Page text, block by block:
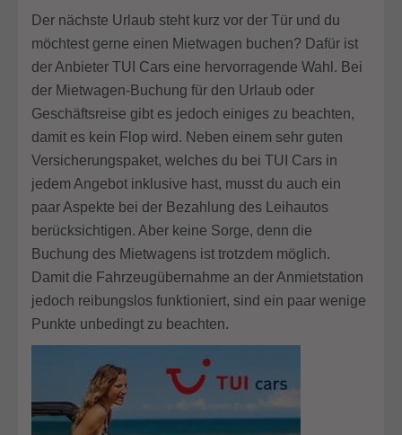
Der nächste Urlaub steht kurz vor der Tür und du
möchtest gerne einen Mietwagen buchen? Dafür ist
der Anbieter TUI Cars eine hervorragende Wahl. Bei
der Mietwagen-Buchung für den Urlaub oder
Geschäftsreise gibt es jedoch einiges zu beachten,
damit es kein Flop wird. Neben einem sehr guten
Versicherungspaket, welches du bei TUI Cars in
jedem Angebot inklusive hast, musst du auch ein
paar Aspekte bei der Bezahlung des Leihautos
berücksichtigen. Aber keine Sorge, denn die
Buchung des Mietwagens ist trotzdem möglich.
Damit die Fahrzeugübernahme an der Anmietstation
jedoch reibungslos funktioniert, sind ein paar wenige
Punkte unbedingt zu beachten.